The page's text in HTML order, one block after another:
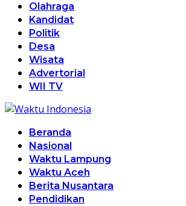
Olahraga
Kandidat
Politik
Desa
Wisata
Advertorial
WII TV
Beranda
Nasional
Waktu Lampung
Waktu Aceh
Berita Nusantara
Pendidikan